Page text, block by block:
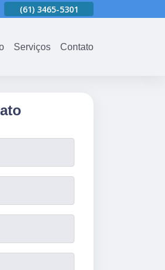
(61) 3465-5301
Serviços Contato